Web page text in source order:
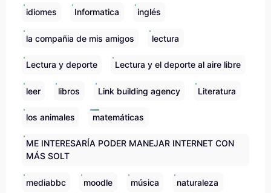
idiomes Informatica inglés
la compañia de mis amigos lectura
Lectura y deporte Lectura y el deporte al aire libre
leer libros Link building agency Literatura
los animales matemáticas
ME INTERESARÍA PODER MANEJAR INTERNET CON
MÁS SOLT
mediabbc moodle música naturaleza